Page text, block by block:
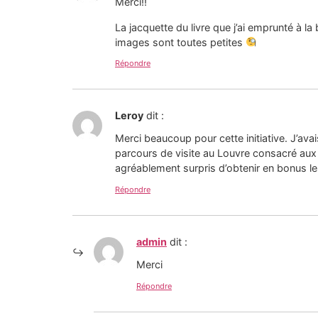
La jacquette du livre que j’ai emprunté à
images sont toutes petites
Répondre
Leroy dit :
Merci beaucoup pour cette initiative.
parcours de visite au Louvre consacré
agréablement surpris d’obtenir en bonus
Répondre
admin dit :
Merci
Répondre